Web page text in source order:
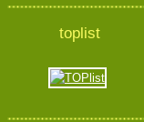
toplist